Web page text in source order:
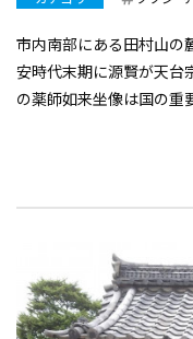
市内南部にある田村山の
安時代末期に源賢が天台
の薬師如来坐像は国の重